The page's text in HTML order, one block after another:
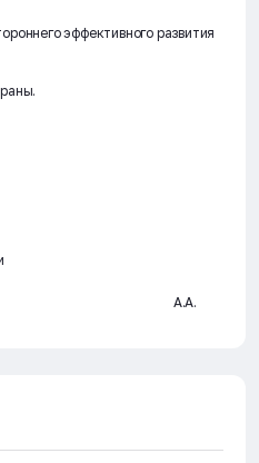
эффективного развития
Татарстан А.А.